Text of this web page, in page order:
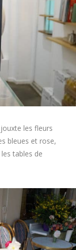
les fleurs
bleues et rose,
tables de